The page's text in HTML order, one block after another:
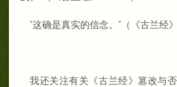
“这确是真实的信念。”（《古兰经
我还关注有关《古兰经》篡改与